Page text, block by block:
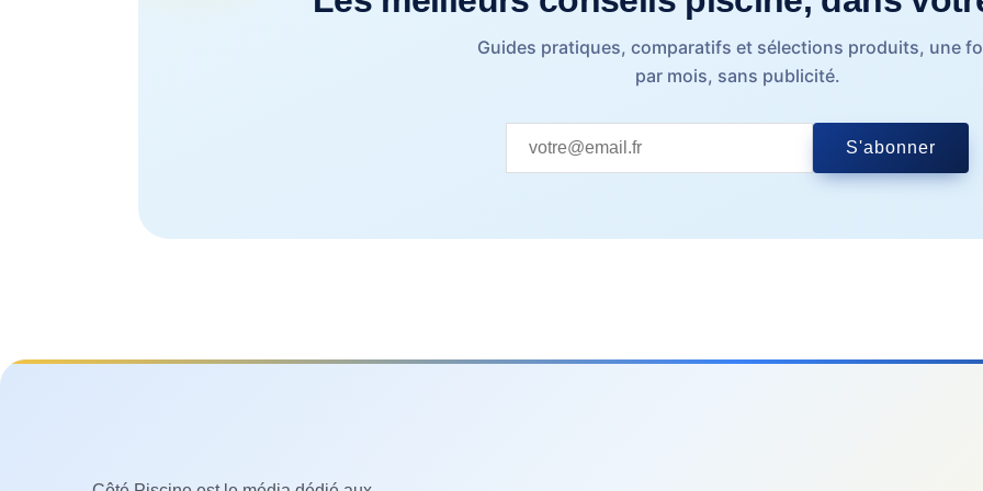
Guides pratiques, comparatifs et sélections produits, une
par mois, sans publicité.
S'abonner